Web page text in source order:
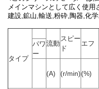
メインマシンとして広く使用
建設,鉱山,輸送,粉砕,陶器,化
タイプ
流動
スピー
ド
エフ
パワ
ー
(A) (r/min)(%)